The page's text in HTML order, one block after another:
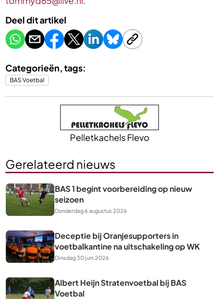
Deel dit artikel
Categorieën, tags:
BAS Voetbal
Pelletkachels Flevo
Gerelateerd nieuws
BAS 1 begint voorbereiding op nieuw
seizoen
Donderdag 6 augustus 2026
Deceptie bij Oranjesupporters in
voetbalkantine na uitschakeling op WK
Dinsdag 30 juni 2026
Albert Heijn Stratenvoetbal bij BAS
Voetbal